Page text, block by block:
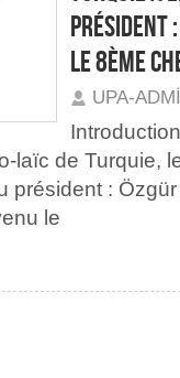
PRÉSIDENT
LE 8ÈME
UPA-
laïc de Turquie,
président :
le